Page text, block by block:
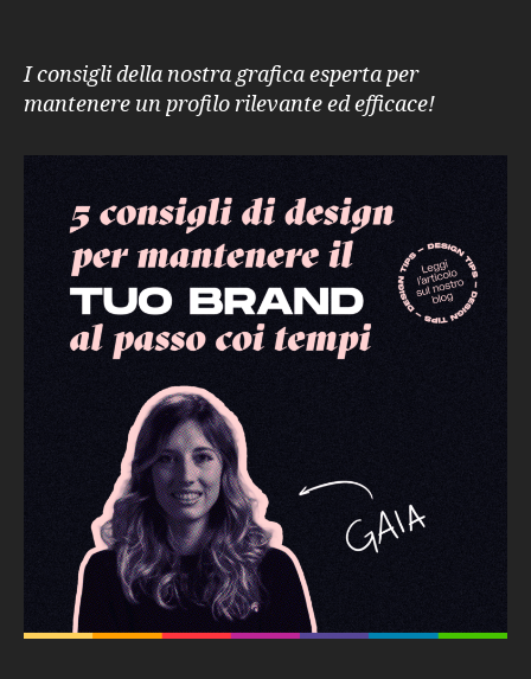
di
design
per
brand
passo
coi
tempi
I consigli della nostra grafica esperta per
mantenere un profilo rilevante ed efficace!